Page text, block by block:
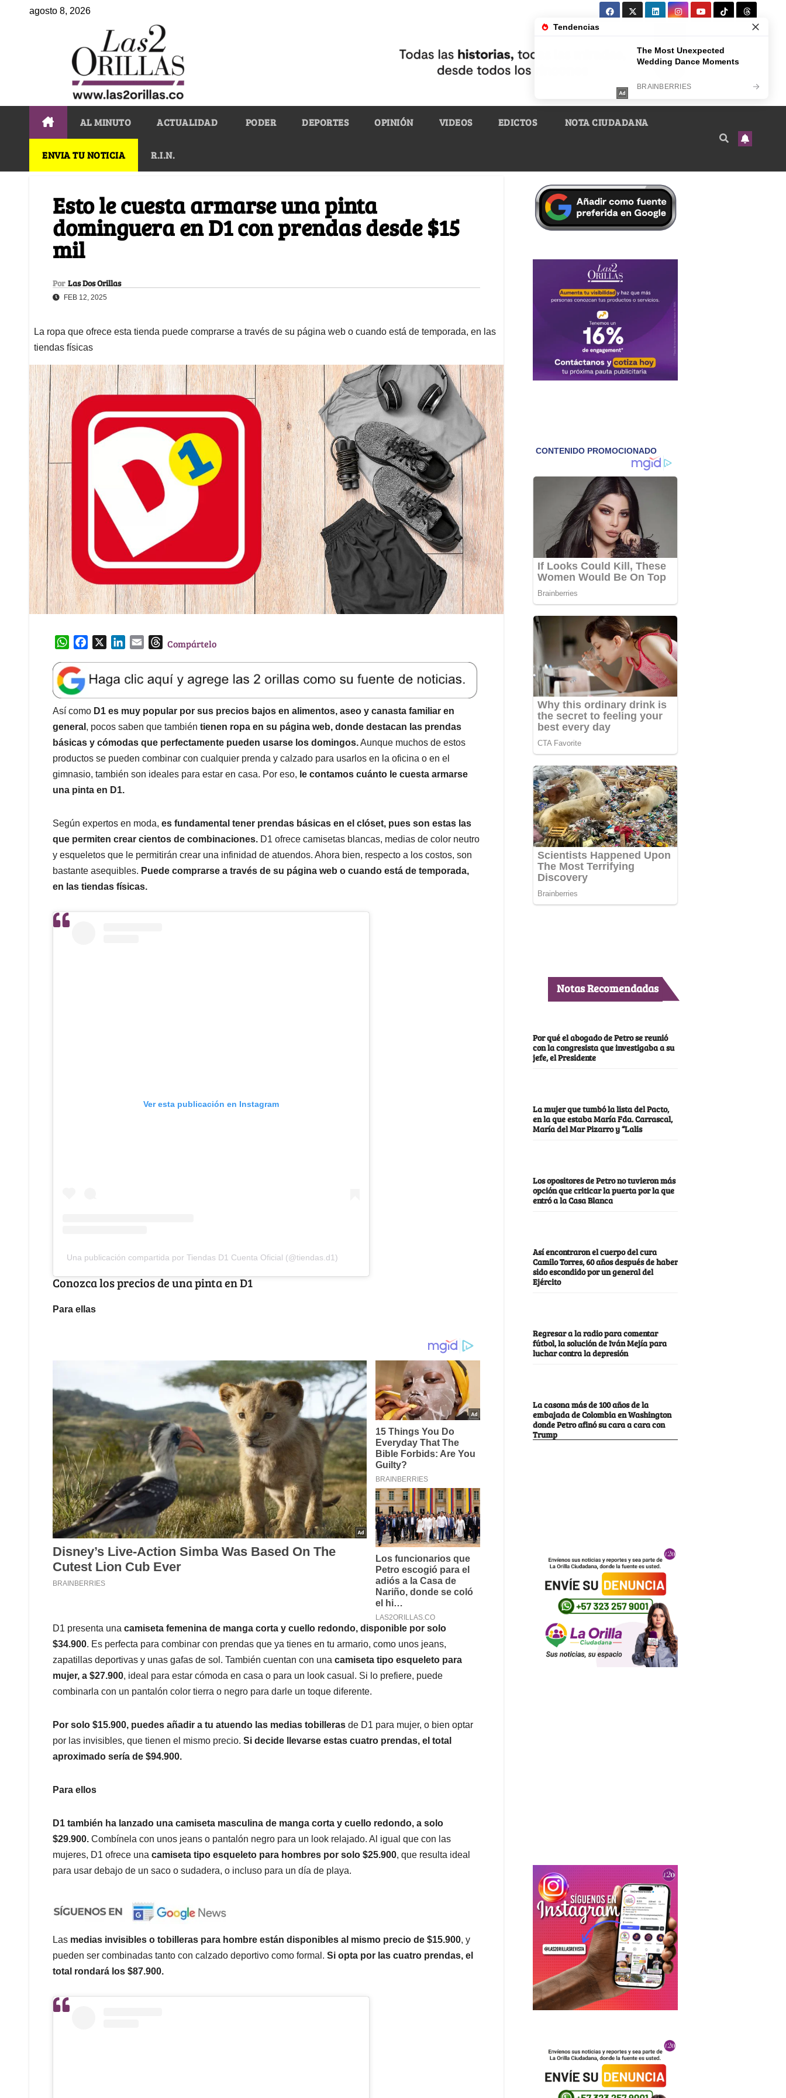
agosto 8, 2026
AL MINUTO ACTUALIDAD PODER DEPORTES OPINIÓN VIDEOS EDICTOS NOTA CIUDADANA
ENVIA TU NOTICIA R.I.N.
Esto le cuesta armarse una pinta
dominguera en D1 con prendas desde $15
mil
Por Las Dos Orillas
FEB 12, 2025
La ropa que ofrece esta tienda puede comprarse a través de su página web o cuando está de temporada, en las
tiendas físicas
W
a
t
s
A
p
p
e
b
o
o
k
k
e
d
I
n
l
T
e
a
d
s
Compártelo
Así como D1 es muy popular por sus precios bajos en alimentos, aseo y canasta familiar en
general , pocos saben que también tienen ropa en su página web, donde destacan las prendas
básicas y cómodas que perfectamente pueden usarse los domingos.Aunque muchos de estos
productos se pueden combinar con cualquier prenda y calzado para usarlos en la oficina o en el
gimnasio, también son ideales para estar en casa. Por eso, le contamos cuánto le cuesta armarse
una pinta en D1.
Según expertos en moda, es fundamental tener prendas básicas en el clóset, pues son estas las
que permiten crear cientos de combinaciones. D1 ofrece camisetas blancas, medias de color neutro
y esqueletos que le permitirán crear una infinidad de atuendos. Ahora bien, respecto a los costos, son
bastante asequibles. Puede comprarse a través de su página web o cuando está de temporada,
en las tiendas físicas.
Ver esta publicación en Instagram
Una publicación compartida por Tiendas D1 Cuenta Oficial (@tiendas.d1)
Conozca los precios de una pinta en D1
Para ellas
D1 presenta una camiseta femenina de manga corta y cuello redondo, disponible por solo
$34.900. Es perfecta para combinar con prendas que ya tienes en tu armario, como unos jeans,
zapatillas deportivas y unas gafas de sol. También cuentan con una camiseta tipo esqueleto para
mujer, a $27.900, ideal para estar cómoda en casa o para un look casual. Si lo prefiere, puede
combinarla con un pantalón color tierra o negro para darle un toque diferente.
Por solo $15.900, puedes añadir a tu atuendo las medias tobilleras de D1 para mujer, o bien optar
por las invisibles, que tienen el mismo precio. Si decide llevarse estas cuatro prendas, el total
aproximado sería de $94.900.
Para ellos
D1 también ha lanzado una camiseta masculina de manga corta y cuello redondo, a solo
$29.900. Combínela con unos jeans o pantalón negro para un look relajado. Al igual que con las
mujeres, D1 ofrece una camiseta tipo esqueleto para hombres por solo $25.900, que resulta ideal
para usar debajo de un saco o sudadera, o incluso para un día de playa.
Las medias invisibles o tobilleras para hombre están disponibles al mismo precio de $15.900, y
pueden ser combinadas tanto con calzado deportivo como formal. Si opta por las cuatro prendas, el
total rondará los $87.900.
Notas Recomendadas
Por qué el abogado de Petro se reunió
con la congresista que investigaba a su
jefe, el Presidente
La mujer que tumbó la lista del Pacto,
en la que estaba María Fda. Carrascal,
María del Mar Pizarro y “Lalis
Los opositores de Petro no tuvieron más
opción que criticar la puerta por la que
entró a la Casa Blanca
Así encontraron el cuerpo del cura
Camilo Torres, 60 años después de haber
sido escondido por un general del
Ejército
Regresar a la radio para comentar
fútbol, la solución de Iván Mejía para
luchar contra la depresión
La casona más de 100 años de la
embajada de Colombia en Washington
donde Petro afinó su cara a cara con
Trump